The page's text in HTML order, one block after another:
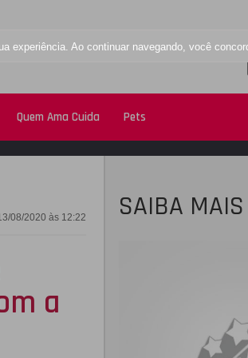
experiência. Ao continuar navegando, você
Quem Ama Cuida Pets
08/2020 às 12:22
a
SAIBA MAIS
TWITTER